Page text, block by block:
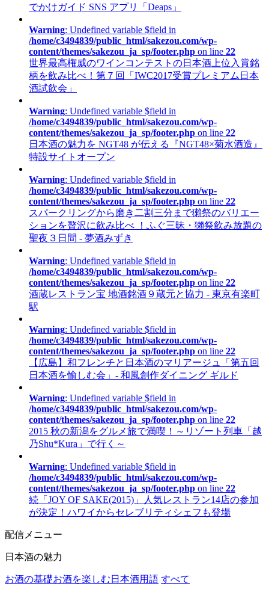
でかけガイド SNS アプリ「Deaps」
Warning: Undefined variable $field in
/home/c3494839/public_html/sakezou.com/wp-
content/themes/sakezou_ja_sp/footer.php on line 22
世界最高権威のワインコンテストの日本酒上位入賞銘
柄を飲み比べ！第７回「IWC2017受賞プレミアム日本
酒試飲会」
Warning: Undefined variable $field in
/home/c3494839/public_html/sakezou.com/wp-
content/themes/sakezou_ja_sp/footer.php on line 22
日本酒の魅力を NGT48 が伝える『NGT48×菊水酒造』
特設サイトオープン
Warning: Undefined variable $field in
/home/c3494839/public_html/sakezou.com/wp-
content/themes/sakezou_ja_sp/footer.php on line 22
スパークリングから磨き二割三分まで獺祭のバリエー
ションを贅沢に飲み比べ ！ふぐ三昧・獺祭飲み放題の
聖夜３日間 - 夢酒みずき
Warning: Undefined variable $field in
/home/c3494839/public_html/sakezou.com/wp-
content/themes/sakezou_ja_sp/footer.php on line 22
酒蔵レストラン宝 地酒銘酒９蔵元と協力 - 東京有楽町
駅
Warning: Undefined variable $field in
/home/c3494839/public_html/sakezou.com/wp-
content/themes/sakezou_ja_sp/footer.php on line 22
【広島】和フレンチと日本酒のマリアージュ「第五回
日本酒を愉しむ会」- 和風創作ダイニング ギルド
Warning: Undefined variable $field in
/home/c3494839/public_html/sakezou.com/wp-
content/themes/sakezou_ja_sp/footer.php on line 22
2015 秋の新潟をグルメ旅で満喫！～リゾート列車「越
乃Shu*Kura」で行く～
Warning: Undefined variable $field in
/home/c3494839/public_html/sakezou.com/wp-
content/themes/sakezou_ja_sp/footer.php on line 22
続「JOY OF SAKE(2015)」人気レストラン14店の参加
が決定！ハワイからセレブリティシェフも登場
配信メニュー
日本酒の魅力
お酒の基礎お酒を楽しむ 日本酒用語 すべて